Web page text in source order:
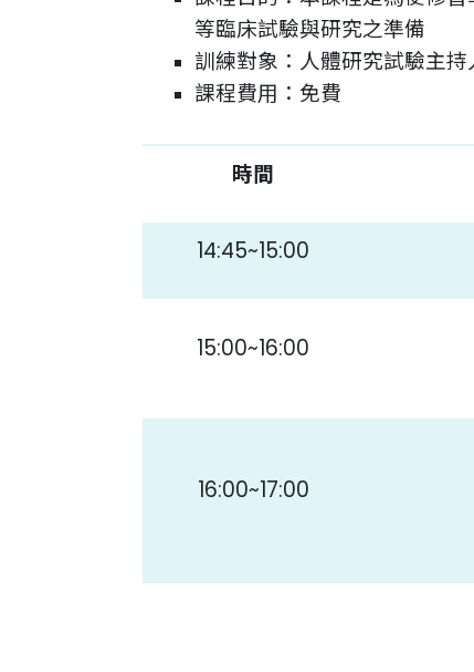
等臨床試驗與研究之準備
訓練對象：人體研究試驗主
課程費用：免費
時間
14:45~15:00
15:00~16:00
16:00~17:00